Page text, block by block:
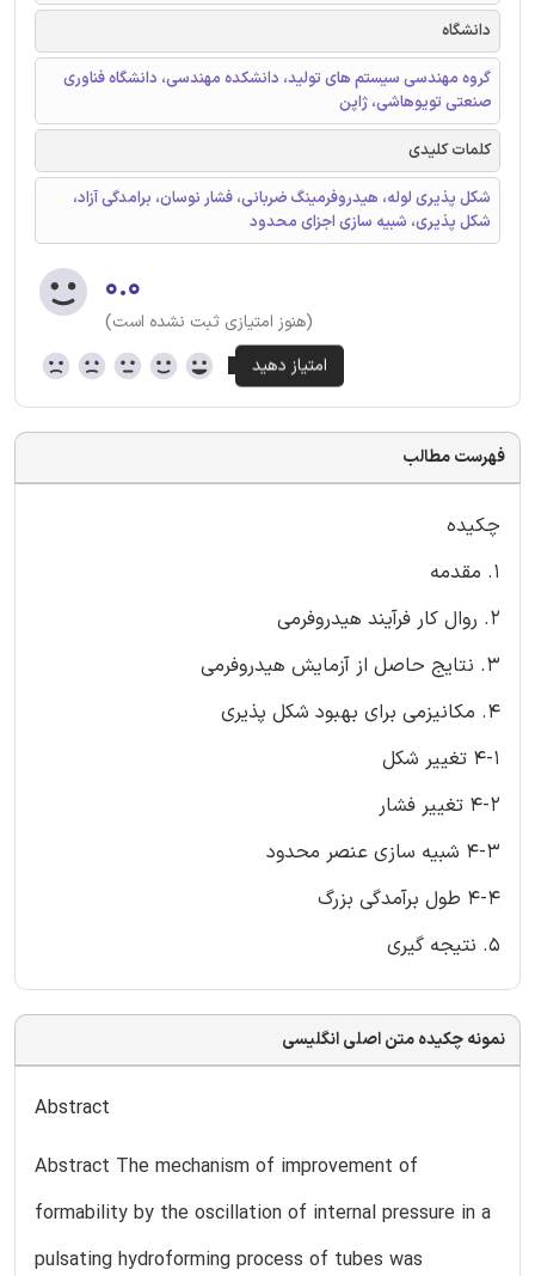
دانشگاه
گروه مهندسی سیستم های تولید، دانشکده مهندسی، دانشگاه فناوری
صنعتی تویوهاشی، ژاپن
کلمات کلیدی
شکل پذیری لوله، هیدروفرمینگ ضربانی، فشار نوسان، برامدگی آزاد،
شکل پذیری، شبیه سازی اجزای محدود
۰.۰
(هنوز امتیازی ثبت نشده است)
فهرست مطالب
چکیده
۱. مقدمه
۲. روال کار فرآیند هیدروفرمی
۳. نتایج حاصل از آزمایش هیدروفرمی
۴. مکانیزمی برای بهبود شکل پذیری
۴-۱ تغییر شکل
۴-۲ تغییر فشار
۴-۳ شبیه سازی عنصر محدود
۴-۴ طول برآمدگی بزرگ
۵. نتیجه گیری
نمونه چکیده متن اصلی انگلیسی
Abstract
Abstract The mechanism of improvement of
formability by the oscillation of internal pressure in a
pulsating hydroforming process of tubes was